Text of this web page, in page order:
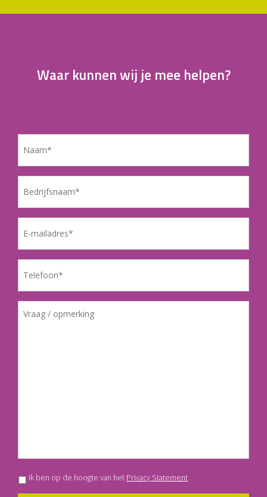
Waar kunnen wij je mee helpen?
Ik ben op de hoogte van het Privacy Statement